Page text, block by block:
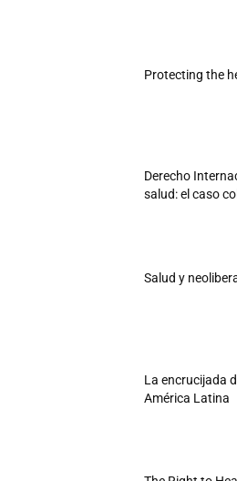
Protecting the
Derecho
salud: el caso
Salud y
La encrucijada
América Latina